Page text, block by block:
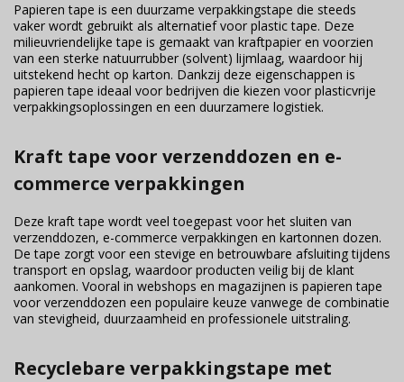
Papieren tape is een duurzame verpakkingstape die steeds
vaker wordt gebruikt als alternatief voor plastic tape. Deze
milieuvriendelijke tape is gemaakt van kraftpapier en voorzien
van een sterke natuurrubber (solvent) lijmlaag, waardoor hij
uitstekend hecht op karton. Dankzij deze eigenschappen is
papieren tape ideaal voor bedrijven die kiezen voor plasticvrije
verpakkingsoplossingen en een duurzamere logistiek.
Kraft tape voor verzenddozen en e-
commerce verpakkingen
Deze kraft tape wordt veel toegepast voor het sluiten van
verzenddozen, e-commerce verpakkingen en kartonnen dozen.
De tape zorgt voor een stevige en betrouwbare afsluiting tijdens
transport en opslag, waardoor producten veilig bij de klant
aankomen. Vooral in webshops en magazijnen is papieren tape
voor verzenddozen een populaire keuze vanwege de combinatie
van stevigheid, duurzaamheid en professionele uitstraling.
Recyclebare verpakkingstape met